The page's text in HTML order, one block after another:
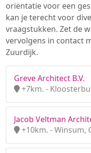
oriëntatie voor een
kan je terecht voor
vraagstukken. Zet de
vervolgens in contact
Zuurdijk.
Greve Architect B.V.
+7km. -
Jacob Veltman
+10km. - Winsum,